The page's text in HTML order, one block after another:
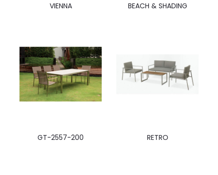
VIENNA BEACH & SHADING
GT-2557-200 RETRO